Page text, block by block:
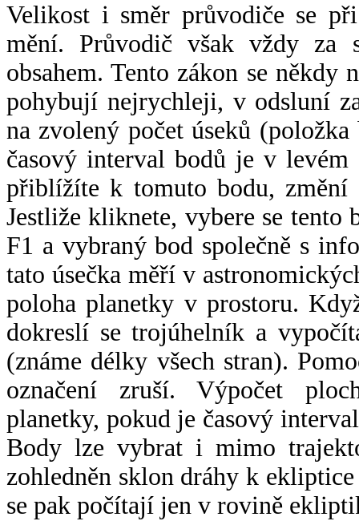
Velikost i směr průvodiče se
mění. Průvodič však vždy za
obsahem. Tento zákon se někdy
pohybují nejrychleji, v odsluní
na zvolený počet úseků
časový interval bodů je v
přiblížíte k tomuto bodu,
Jestliže kliknete, vybere se tento
F1 a vybraný bod společně s
tato úsečka měří v
poloha planetky v prostoru.
dokreslí se trojúhelník a
(známe délky všech stran).
označení zruší. Výpočet
planetky, pokud je časový
Body lze vybrat i mimo
zohledněn sklon dráhy k
se pak počítají jen v rovině